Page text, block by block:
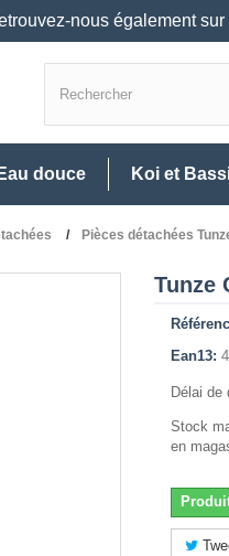
nous également
Eau douce Koi et
Pièces détachées
Tunze
Ean13:
Délai de
Stock
en